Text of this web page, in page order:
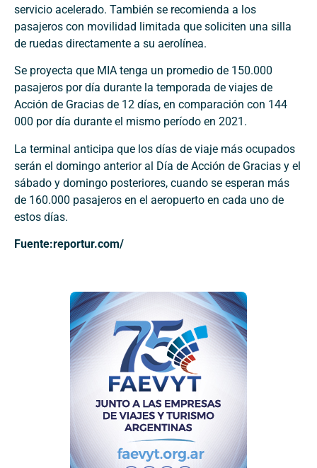
servicio acelerado. También se recomienda a los
pasajeros con movilidad limitada que soliciten una silla
de ruedas directamente a su aerolínea.
Se proyecta que MIA tenga un promedio de 150.000
pasajeros por día durante la temporada de viajes de
Acción de Gracias de 12 días, en comparación con 144
000 por día durante el mismo período en 2021.
La terminal anticipa que los días de viaje más ocupados
serán el domingo anterior al Día de Acción de Gracias y el
sábado y domingo posteriores, cuando se esperan más
de 160.000 pasajeros en el aeropuerto en cada uno de
estos días.
Fuente:reportur.com/